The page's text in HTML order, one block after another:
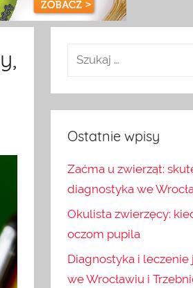
Ostatnie wpisy
Zaćma u zwierząt:
diagnostyka we
Okulista zwierzęcy:
oczom pupila
Diagnostyka i leczenie
we Wrocławiu i